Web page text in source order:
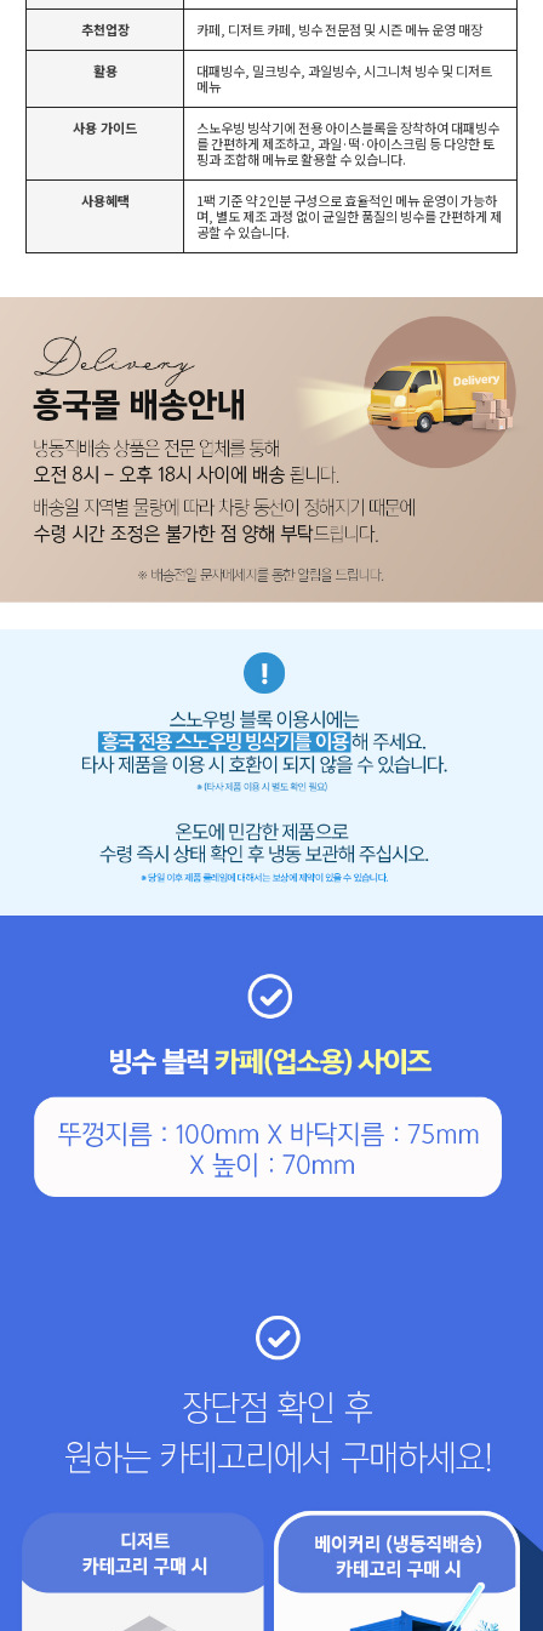
추천업장 카페, 디저트 카페, 빙수 전문점 및 시즌 메뉴 운영 매장
활용
대패빙수, 밀크빙수, 과일빙수, 시그니처 빙수 및 디저트
메뉴
사용 가이드
스노우빙 빙삭기에 전용 아이스블록을 장착하여 대패빙수
를 간편하게 제조하고, 과일·떡·아이스크림 등 다양한 토
핑과 조합해 메뉴로 활용할 수 있습니다.
사용혜택
1팩 기준 약 2인분 구성으로 효율적인 메뉴 운영이 가능하
며, 별도 제조 과정 없이 균일한 품질의 빙수를 간편하게 제
공할 수 있습니다.